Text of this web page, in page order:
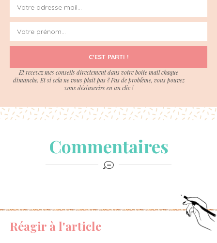
C'EST PARTI !
Et recevez mes conseils directement dans votre boite mail chaque
dimanche. Et si cela ne vous plait pas ? Pas de problème, vous pouvez
vous désinscrire en un clic !
Commentaires
Réagir à l'article